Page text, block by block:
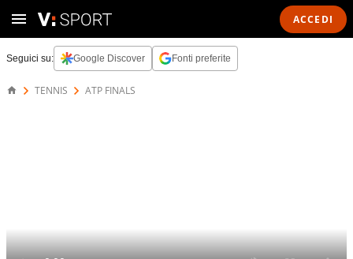
ACCEDI
Seguici su: Google Discover Fonti preferite
TENNIS ATP FINALS